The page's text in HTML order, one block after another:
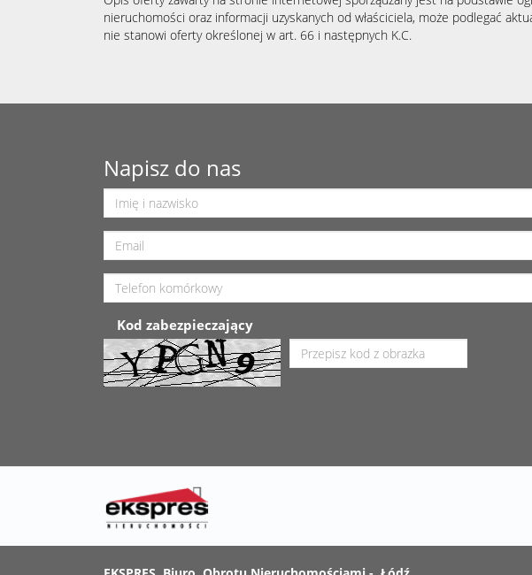
nieruchomości oraz informacji uzyskanych od właściciela, może podlegać
nie stanowi oferty określonej w art. 66 i następnych K.C.
Napisz do nas
Kod zabezpieczający